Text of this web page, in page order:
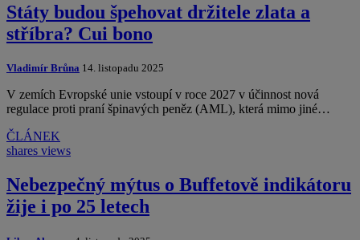
Státy budou špehovat držitele zlata a
stříbra? Cui bono
Vladimír Brůna 14. listopadu 2025
V zemích Evropské unie vstoupí v roce 2027 v účinnost nová
regulace proti praní špinavých peněz (AML), která mimo jiné…
ČLÁNEK
shares views
Nebezpečný mýtus o Buffetově indikátoru
žije i po 25 letech